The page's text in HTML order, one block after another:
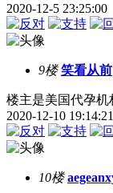
2020-12-5 23:25:00
9楼 笑看从前
楼主是美国代孕机
2020-12-10 19:14:21
10楼